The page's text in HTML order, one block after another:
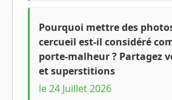
Pourquoi mettre des
cercueil est-il considéré
porte-malheur ? Partagez
et superstitions
le 24 Juillet 2026